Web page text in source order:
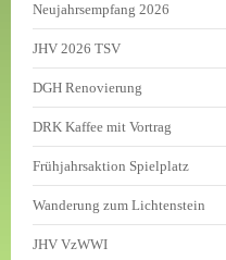
Neujahrsempfang 2026
JHV 2026 TSV
DGH Renovierung
DRK Kaffee mit Vortrag
Frühjahrsaktion Spielplatz
Wanderung zum Lichtenstein
JHV VzWWI